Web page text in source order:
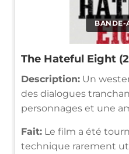
BANDE-
The Hateful Eight
Description: Un
des dialogues
personnages et une
Fait: Le film a été
technique rarement